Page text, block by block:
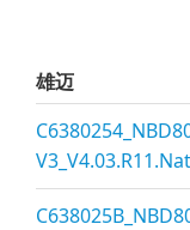
雄迈